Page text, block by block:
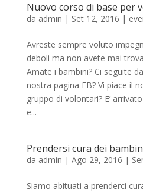
Nuovo corso di base per
da admin | Set 12, 2016 |
Avreste sempre voluto
deboli ma non avete mai
Amate i bambini? Ci seguite
nostra pagina FB? Vi piace il
gruppo di volontari? E’
e...
Prendersi cura dei
da admin | Ago 29, 2016 |
Siamo abituati a prenderci